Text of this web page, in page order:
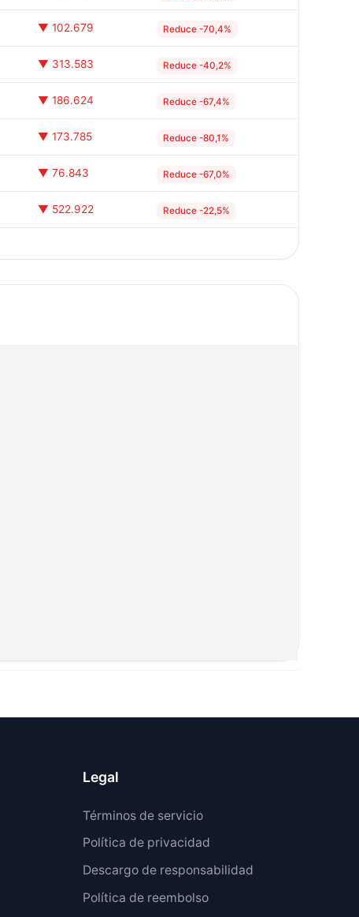
▼ 102.679 Reduce -70,4%
▼ 313.583 Reduce -40,2%
▼ 186.624 Reduce -67,4%
▼ 173.785 Reduce -80,1%
▼ 76.843 Reduce -67,0%
▼ 522.922 Reduce -22,5%
Legal
Términos de servicio
Política de privacidad
Descargo de responsabilidad
Política de reembolso